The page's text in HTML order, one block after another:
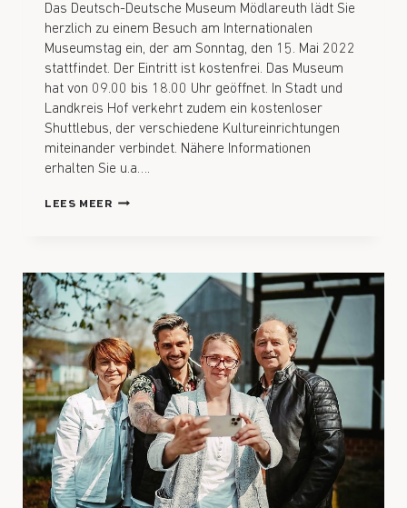
Das Deutsch-Deutsche Museum Mödlareuth lädt Sie
herzlich zu einem Besuch am Internationalen
Museumstag ein, der am Sonntag, den 15. Mai 2022
stattfindet. Der Eintritt ist kostenfrei. Das Museum
hat von 09.00 bis 18.00 Uhr geöffnet. In Stadt und
Landkreis Hof verkehrt zudem ein kostenloser
Shuttlebus, der verschiedene Kultureinrichtungen
miteinander verbindet. Nähere Informationen
erhalten Sie u.a….
LEES MEER